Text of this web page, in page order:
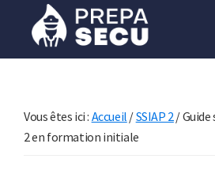
contenuPrepasecu
de
préparation
Vous êtes ici : Accueil /SSIAP 2/Guide
2 en formation initiale